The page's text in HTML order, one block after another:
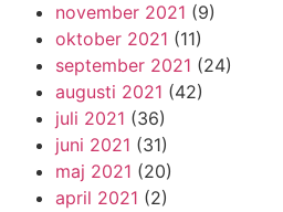
november 2021 (9)
oktober 2021 (11)
september 2021 (24)
augusti 2021 (42)
juli 2021 (36)
juni 2021 (31)
maj 2021 (20)
april 2021 (2)